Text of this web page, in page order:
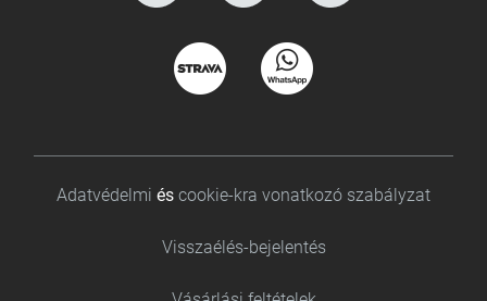
Footer bottom
Adatvédelmi és cookie-kra vonatkozó szabályzat
Visszaélés-bejelentés